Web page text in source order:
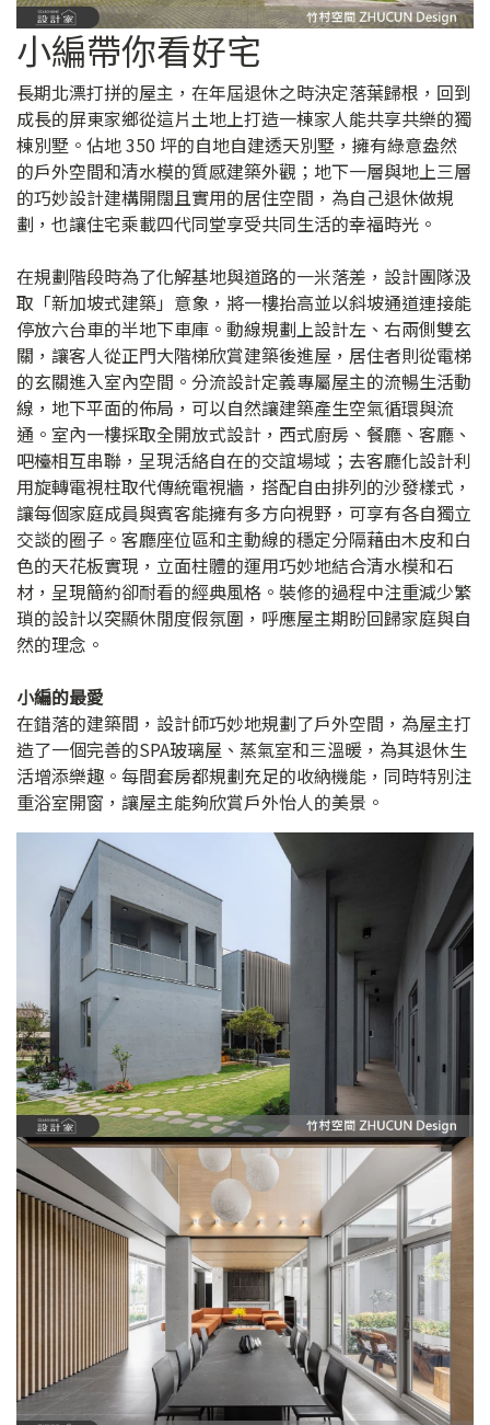
小編帶你看好宅
長期北漂打拼的屋主，在年屆退休之時決定落葉歸根，回到
成長的屏東家鄉從這片土地上打造一棟家人能共享共樂的獨
棟別墅。佔地 350 坪的自地自建透天別墅，擁有綠意盎然
的戶外空間和清水模的質感建築外觀；地下一層與地上三層
的巧妙設計建構開闊且實用的居住空間，為自己退休做規
劃，也讓住宅乘載四代同堂享受共同生活的幸福時光。
在規劃階段時為了化解基地與道路的一米落差，設計團隊汲
取「新加坡式建築」意象，將一樓抬高並以斜坡通道連接能
停放六台車的半地下車庫。動線規劃上設計左、右兩側雙玄
關，讓客人從正門大階梯欣賞建築後進屋，居住者則從電梯
的玄關進入室內空間。分流設計定義專屬屋主的流暢生活動
線，地下平面的佈局，可以自然讓建築產生空氣循環與流
通。室內一樓採取全開放式設計，西式廚房、餐廳、客廳、
吧檯相互串聯，呈現活絡自在的交誼場域；去客廳化設計利
用旋轉電視柱取代傳統電視牆，搭配自由排列的沙發樣式，
讓每個家庭成員與賓客能擁有多方向視野，可享有各自獨立
交談的圈子。客廳座位區和主動線的穩定分隔藉由木皮和白
色的天花板實現，立面柱體的運用巧妙地結合清水模和石
材，呈現簡約卻耐看的經典風格。裝修的過程中注重減少繁
瑣的設計以突顯休閒度假氛圍，呼應屋主期盼回歸家庭與自
然的理念。
小編的最愛
在錯落的建築間，設計師巧妙地規劃了戶外空間，為屋主打
造了一個完善的SPA玻璃屋、蒸氣室和三溫暖，為其退休生
活增添樂趣。每間套房都規劃充足的收納機能，同時特別注
重浴室開窗，讓屋主能夠欣賞戶外怡人的美景。